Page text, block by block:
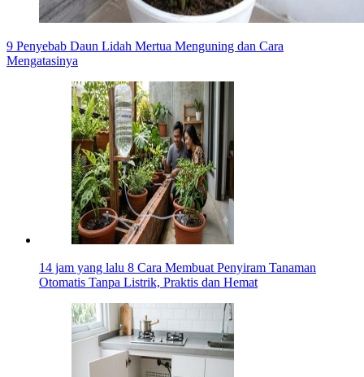
9 Penyebab Daun Lidah Mertua Menguning dan Cara
Mengatasinya
14 jam yang lalu 8 Cara Membuat Penyiram Tanaman
Otomatis Tanpa Listrik, Praktis dan Hemat